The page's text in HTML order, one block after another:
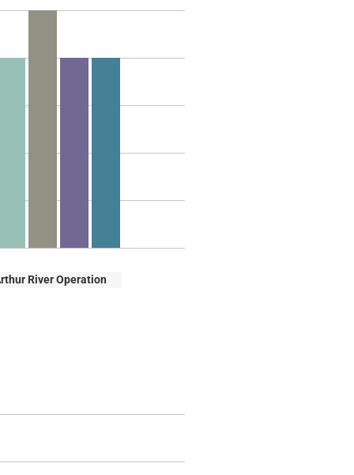
River Operation